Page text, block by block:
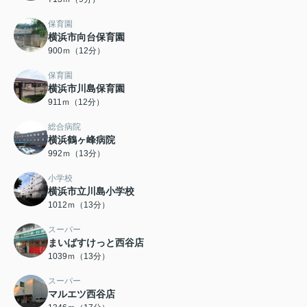
保育園
横浜市向台保育園
900ｍ（12分）
保育園
横浜市川島保育園
911ｍ（12分）
総合病院
横浜鶴ヶ峰病院
992ｍ（13分）
小学校
横浜市立川島小学校
1012ｍ（13分）
スーパー
まいばすけっと西谷店
1039ｍ（13分）
スーパー
マルエツ西谷店